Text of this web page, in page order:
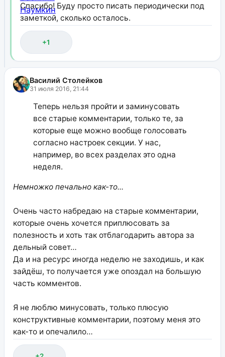
Спасибо! Буду просто писать периодически под
заметкой, сколько осталось.
+1
Василий Столейков
31 июля 2016, 21:44
Теперь нельзя пройти и заминусовать
все старые комментарии, только те, за
которые еще можно вообще голосовать
согласно настроек секции. У нас,
например, во всех разделах это одна
неделя.
Немножко печально как-то...
Очень часто набредаю на старые комментарии,
которые очень хочется приплюсовать за
полезность и хоть так отблагодарить автора за
дельный совет…
Да и на ресурс иногда неделю не заходишь, и как
зайдёш, то получается уже опоздал на большую
часть комментов.
Я не люблю минусовать, только плюсую
конструктивные комментарии, поэтому меня это
как-то и опечалило…